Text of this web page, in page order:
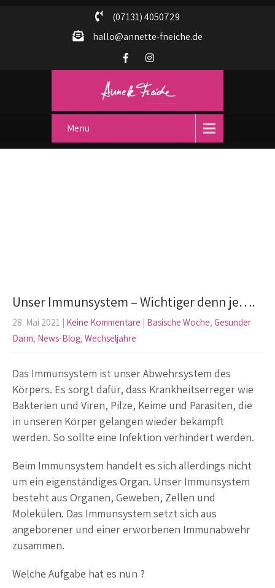
(07131) 4050729
hallo@annette-fneiche.de
Menu
Unser Immunsystem – Wichtiger denn je….
28. Mai 2021 | Keine Kommentare | Basische Woche, Gesunder
Darm, News-Blog, Wechseljahre
Das Immunsystem ist unser Abwehrsystem des
Körpers. Es sorgt dafür, dass Krankheitserreger wie
Bakterien und Viren, Pilze, Keime und Parasiten, die
in unseren Körper gelangen wieder bekämpft
werden. So sollte eine Infektion verhindert werden.
Beim Immunsystem handelt es sich allerdings nicht
um ein eigenständiges Organ. Unser Immunsystem
besteht aus Organen, Geweben, Zellen und
Molekülen. Das Immunsystem setzt sich aus
angeborener und einer erworbenen Immunabwehr
zusammen.
Welche Aufgabe hat es nun ?